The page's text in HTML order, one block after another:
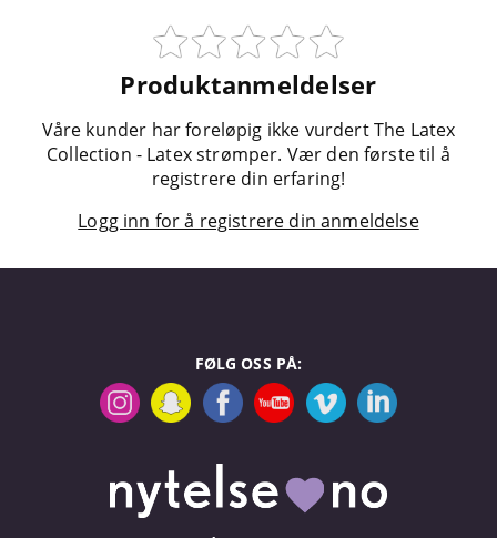
Produktanmeldelser
Våre kunder har foreløpig ikke vurdert The Latex
Collection - Latex strømper. Vær den første til å
registrere din erfaring!
Logg inn for å registrere din anmeldelse
FØLG OSS PÅ: